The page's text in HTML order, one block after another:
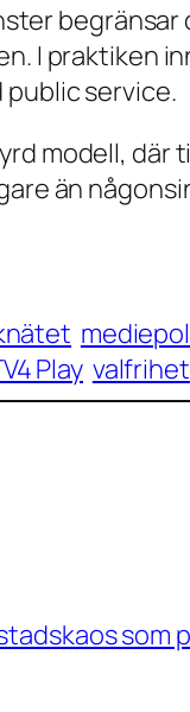
I praktiken
service.
modell,
än
Play valfrihet
som